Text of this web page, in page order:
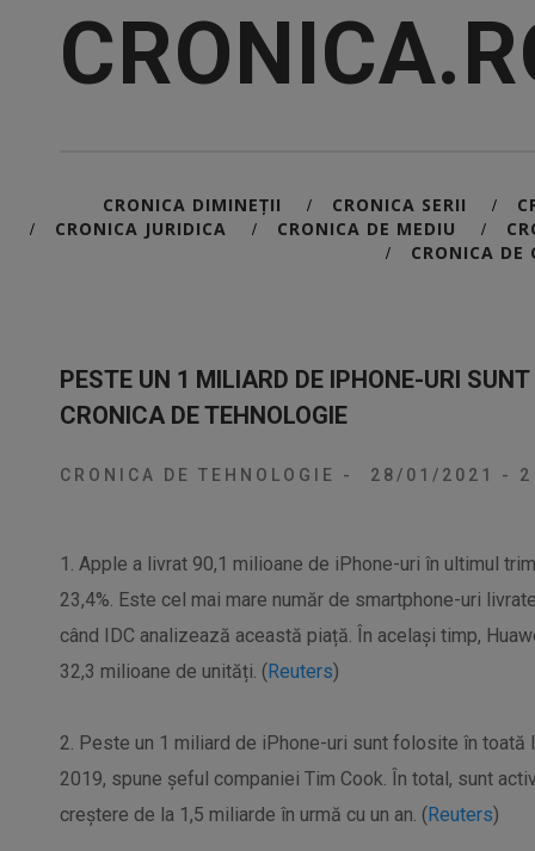
CRONICA DIMINEȚII / CRONICA SERII /
/ CRONICA JURIDICA / CRONICA DE MEDIU /
/ CRONICA DE
PESTE UN 1 MILIARD DE IPHONE-URI
CRONICA DE TEHNOLOGIE
CRONICA DE TEHNOLOGIE - 28/01/2021 -
1. Apple a livrat 90,1 milioane de iPhone-uri în ultimul
23,4%. Este cel mai mare număr de smartphone-uri
când IDC analizează această piață. În același timp,
32,3 milioane de unități. (Reuters)
2. Peste un 1 miliard de iPhone-uri sunt folosite în toată
2019, spune șeful companiei Tim Cook. În total, sunt
creștere de la 1,5 miliarde în urmă cu un an. (Reuters)